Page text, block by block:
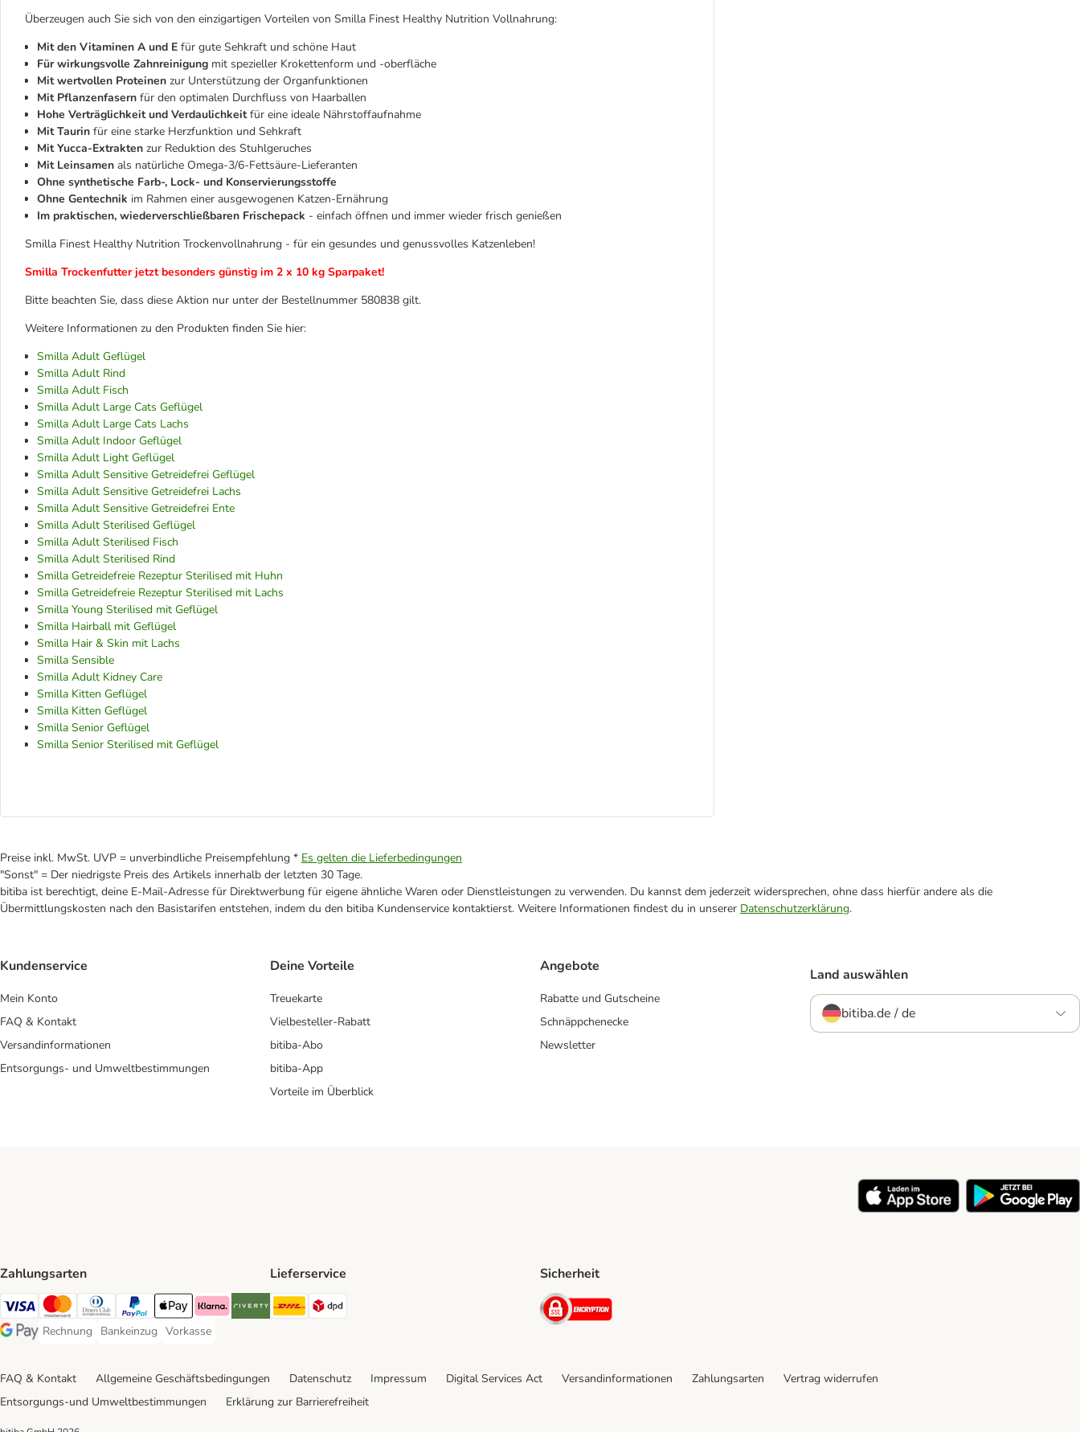
Überzeugen auch Sie sich von den einzigartigen Vorteilen von Smilla Finest Healthy Nutrition Vollnahrung:
Mit den Vitaminen A und E für gute Sehkraft und schöne Haut
Für wirkungsvolle Zahnreinigung mit spezieller Krokettenform und -oberfläche
Mit wertvollen Proteinen zur Unterstützung der Organfunktionen
Mit Pflanzenfasern für den optimalen Durchfluss von Haarballen
Hohe Verträglichkeit und Verdaulichkeitfür eine ideale Nährstoffaufnahme
Mit Taurin für eine starke Herzfunktion und Sehkraft
Mit Yucca-Extrakten zur Reduktion des Stuhlgeruches
Mit Leinsamen als natürliche Omega-3/6-Fettsäure-Lieferanten
Ohne synthetische Farb-, Lock- und Konservierungsstoffe
Ohne Gentechnik im Rahmen einer ausgewogenen Katzen-Ernährung
Im praktischen, wiederverschließbaren Frischepack - einfach öffnen und immer wieder frisch genießen
Smilla Finest Healthy Nutrition Trockenvollnahrung - für ein gesundes und genussvolles Katzenleben!
Smilla Trockenfutter jetzt besonders günstig im 2 x 10 kg Sparpaket!
Bitte beachten Sie, dass diese Aktion nur unter der Bestellnummer 580838 gilt.
Weitere Informationen zu den Produkten finden Sie hier:
Smilla Adult Geflügel
Smilla Adult Rind
Smilla Adult Fisch
Smilla Adult Large Cats Geflügel
Smilla Adult Large Cats Lachs
Smilla Adult Indoor Geflügel
Smilla Adult Light Geflügel
Smilla Adult Sensitive Getreidefrei Geflügel
Smilla Adult Sensitive Getreidefrei Lachs
Smilla Adult Sensitive Getreidefrei Ente
Smilla Adult Sterilised Geflügel
Smilla Adult Sterilised Fisch
Smilla Adult Sterilised Rind
Smilla Getreidefreie Rezeptur Sterilised mit Huhn
Smilla Getreidefreie Rezeptur Sterilised mit Lachs
Smilla Young Sterilised mit Geflügel
Smilla Hairball mit Geflügel
Smilla Hair & Skin mit Lachs
Smilla Sensible
Smilla Adult Kidney Care
Smilla Kitten Geflügel
Smilla Kitten Geflügel
Smilla Senior Geflügel
Smilla Senior Sterilised mit Geflügel
Preise inkl. MwSt. UVP = unverbindliche Preisempfehlung * Es gelten die Lieferbedingungen
"Sonst" = Der niedrigste Preis des Artikels innerhalb der letzten 30 Tage.
bitiba ist berechtigt, deine E-Mail-Adresse für Direktwerbung für eigene ähnliche Waren oder Dienstleistungen zu verwenden. Du kannst dem jederzeit widersprechen, ohne dass hierfür andere als die
Übermittlungskosten nach den Basistarifen entstehen, indem du den bitiba Kundenservice kontaktierst. Weitere Informationen findest du in unserer Datenschutzerklärung.
Kundenservice
Mein Konto
FAQ & Kontakt
Versandinformationen
Entsorgungs- und Umweltbestimmungen
Deine Vorteile
Treuekarte
Vielbesteller-Rabatt
bitiba-Abo
bitiba-App
Vorteile im Überblick
Angebote
Rabatte und Gutscheine
Schnäppchenecke
Newsletter
Land auswählen
bitiba.de / de
Zahlungsarten
Visa Payment Method
Mastercard Payment Method
Diners Club Payment Method
PayPal Payment Method
Apple Pay Payment Method
Klarna Payment Method
Riverty Payment Method
Google Pay Payment Method
Rechnung
Rechnung Payment Method
Bankeinzug
Bankeinzug Payment Method
Vorkasse
Vorkasse Payment Method
Lieferservice
DHL Shipping Method
Sicherheit
Security
FAQ & Kontakt Allgemeine Geschäftsbedingungen Datenschutz Impressum Digital Services Act Versandinformationen Zahlungsarten
Vertrag widerrufen
Entsorgungs-und Umweltbestimmungen
Erklärung zur Barrierefreiheit